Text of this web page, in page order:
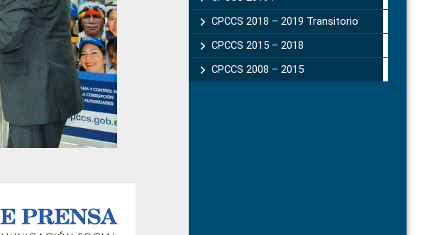
CPCCS 2018 – 2019 Transitorio
CPCCS 2015 – 2018
CPCCS 2008 – 2015